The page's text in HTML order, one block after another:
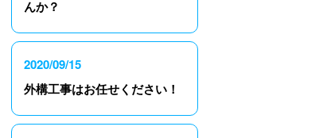
んか？
2020/09/15
外構工事はお任せください！